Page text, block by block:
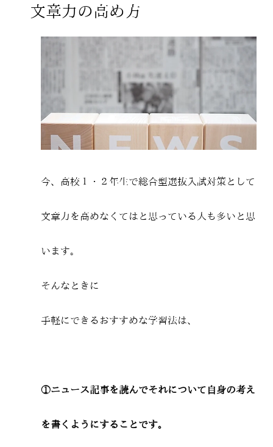
文章力の高め方
今、高校１・２年生で総合型選抜入試対策として
文章力を高めなくてはと思っている人も多いと思
います。
そんなときに
手軽にできるおすすめな学習法は、
①ニュース記事を読んでそれについて自身の考え
を書くようにすることです。